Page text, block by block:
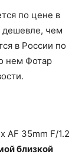
по цене в
дешевле, чем
в России по
нем Фотар
AF 35mm F/1.2
близкой